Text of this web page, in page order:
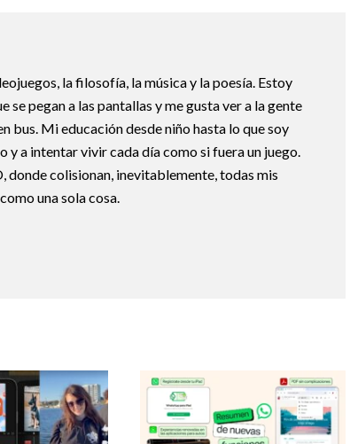
la filosofía, la música y la poesía. Estoy
se pegan a las pantallas y me gusta ver a la gente
bus. Mi educación desde niño hasta lo que soy
y a intentar vivir cada día como si fuera un juego.
donde colisionan, inevitablemente, todas mis
una sola cosa.